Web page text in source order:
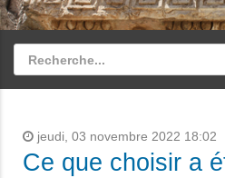
jeudi, 03 novembre 2022 18:02
Ce que choisir a